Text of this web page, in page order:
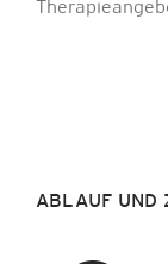
ABLAUF UND